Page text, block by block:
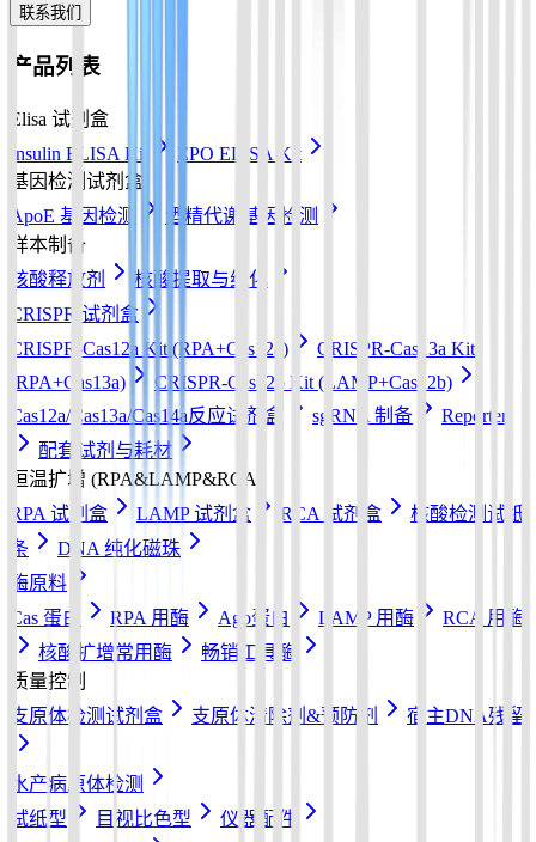
联系我们
产品列表
Elisa 试剂盒
Insulin ELISA Kit
EPO ELISA Kit
基因检测试剂盒
ApoE 基因检测
酒精代谢基因检测
样本制备
核酸释放剂
核酸提取与纯化
CRISPR 试剂盒
CRISPR-Cas12a Kit (RPA+Cas12a)
CRISPR-Cas13a Kit
(RPA+Cas13a)
CRISPR-Cas12b Kit (LAMP+Cas12b)
Cas12a/Cas13a/Cas14a反应试剂盒
sgRNA 制备
Reporter
配套试剂与耗材
恒温扩增 (RPA&LAMP&RCA)
RPA 试剂盒
LAMP 试剂盒 RCA 试剂盒
核酸检测试纸
条
DNA 纯化磁珠
酶原料
Cas 蛋白
RPA 用酶 Ago蛋白 LAMP 用酶
RCA 用酶
核酸扩增常用酶
畅销工具酶
质量控制
支原体检测试剂盒
支原体清除剂&预防剂 宿主DNA残留
水产病原体检测
试纸型
目视比色型
仪器配件